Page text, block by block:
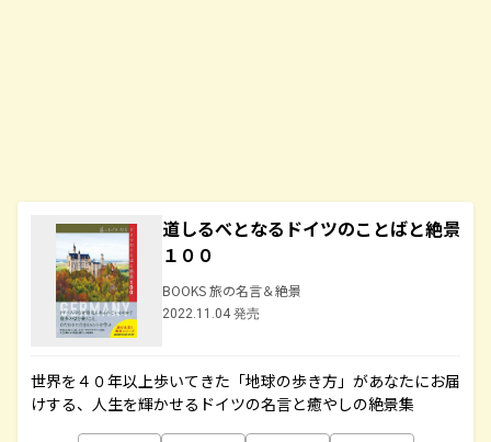
道しるべとなるドイツのことばと絶景
１００
BOOKS 旅の名言＆絶景
2022.11.04 発売
世界を４０年以上歩いてきた「地球の歩き方」があなたにお届
けする、人生を輝かせるドイツの名言と癒やしの絶景集